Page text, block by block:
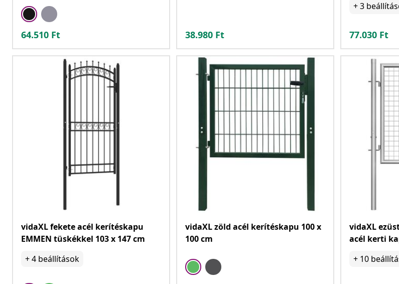
64.510 Ft 38.980 Ft
+3
77.030 Ft
vidaXL fekete acél kerítéskapu
EMMEN tüskékkel 103 x 147 cm
+4 beállítások
vidaXL zöld acél kerítéskapu 100 x
100 cm
vidaXL
acél kerti
+ 10